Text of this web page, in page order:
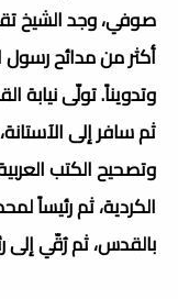
صوفي، وجد الشيخ
أكثر من مدائح رسول
وتدويناً. تولّى
ثم سافر إلى
وتصحيح الكتب
الكردية، ثم رئيساً
بالقدس، ثم رُقّي